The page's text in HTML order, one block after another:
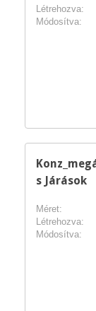
Létrehozva:
Módosítva:
s Járások
Méret:
Létrehozva:
Módosítva: